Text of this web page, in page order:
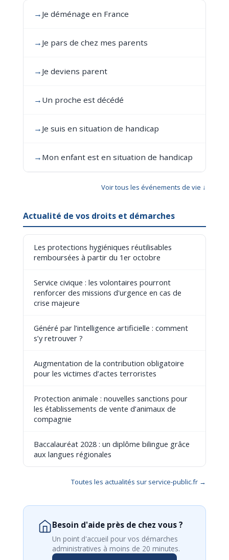
→ Je déménage en France
→ Je pars de chez mes parents
→ Je deviens parent
→ Un proche est décédé
→ Je suis en situation de handicap
→ Mon enfant est en situation de handicap
Voir tous les événements de vie ↓
Actualité de vos droits et démarches
Les protections hygiéniques réutilisables
remboursées à partir du 1er octobre
Service civique : les volontaires pourront
renforcer des missions d'urgence en cas de
crise majeure
Généré par l’intelligence artificielle : comment
s’y retrouver ?
Augmentation de la contribution obligatoire
pour les victimes d’actes terroristes
Protection animale : nouvelles sanctions pour
les établissements de vente d’animaux de
compagnie
Baccalauréat 2028 : un diplôme bilingue grâce
aux langues régionales
Toutes les actualités sur service-public.fr →
Besoin d'aide près de chez vous ?
Un point d'accueil pour vos démarches
administratives à moins de 20 minutes.